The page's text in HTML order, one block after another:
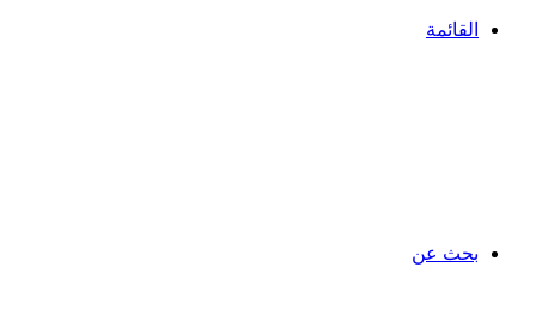
القائمة
بحث عن